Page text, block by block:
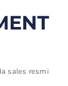
sales resmi